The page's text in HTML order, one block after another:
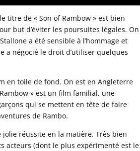
titre de « Son of Rambow » est bien
but d’éviter les poursuites légales. On
a été sensible à l’hommage et
a négocié le droit d’utiliser quelques
en toile de fond. On est en Angleterre
» est un film familial, une
qui se mettent en tête de faire
de Rambo.
jolie réussite en la matière. Très bien
acteurs (dont le plus expérimenté est le